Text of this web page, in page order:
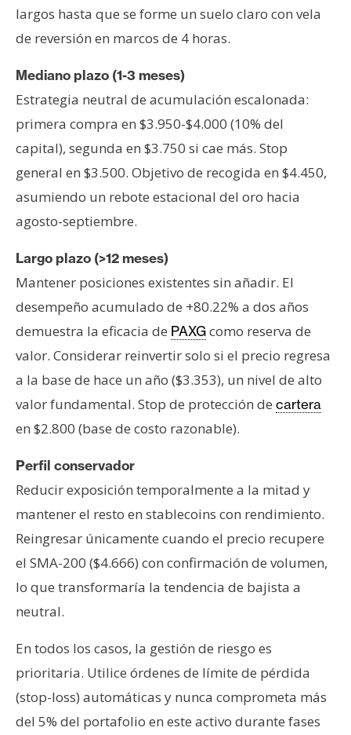
largos hasta que se forme un suelo claro con vela
de reversión en marcos de 4 horas.
Mediano plazo (1-3 meses)
Estrategia neutral de acumulación escalonada:
primera compra en $3.950-$4.000 (10% del
capital), segunda en $3.750 si cae más. Stop
general en $3.500. Objetivo de recogida en $4.450,
asumiendo un rebote estacional del oro hacia
agosto-septiembre.
Largo plazo (>12 meses)
Mantener posiciones existentes sin añadir. El
desempeño acumulado de +80.22% a dos años
demuestra la eficacia de PAXGcomo reserva de
valor. Considerar reinvertir solo si el precio regresa
a la base de hace un año ($3.353), un nivel de alto
valor fundamental. Stop de protección de cartera
en $2.800 (base de costo razonable).
Perfil conservador
Reducir exposición temporalmente a la mitad y
mantener el resto en stablecoins con rendimiento.
Reingresar únicamente cuando el precio recupere
el SMA-200 ($4.666) con confirmación de volumen,
lo que transformaría la tendencia de bajista a
neutral.
En todos los casos, la gestión de riesgo es
prioritaria. Utilice órdenes de límite de pérdida
(stop-loss) automáticas y nunca comprometa más
del 5% del portafolio en este activo durante fases